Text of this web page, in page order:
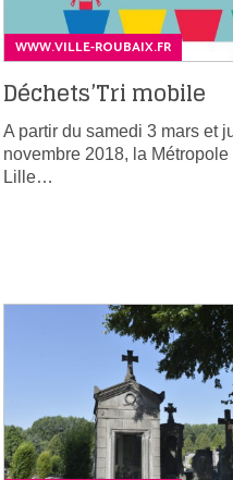
WWW.VILLE-ROUBAIX.FR
Déchets’Tri mobile
A partir du samedi 3 mars et
novembre 2018, la
Lille…